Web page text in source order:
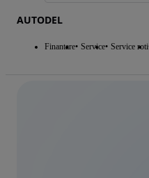
AUTODEL
Finantare Service Service roti